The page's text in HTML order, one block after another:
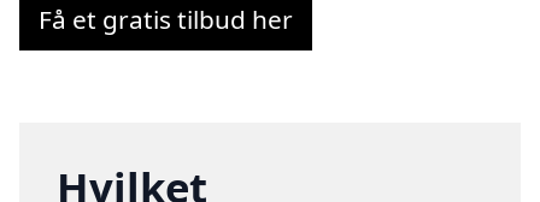
Få et gratis tilbud her
Hvilket